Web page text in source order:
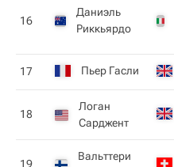
16
Даниэль
Риккьярдо
17 Пьер Гасли
18
Логан
Сарджент
19
Вальттери